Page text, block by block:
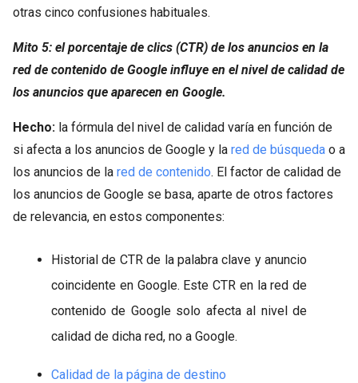
otras cinco confusiones habituales.
Mito 5: el porcentaje de clics (CTR) de los anuncios en la
red de contenido de Google influye en el nivel de calidad de
los anuncios que aparecen en Google.
Hecho: la fórmula del nivel de calidad varía en función de
si afecta a los anuncios de Google y la red de búsqueda o a
los anuncios de la red de contenido. El factor de calidad de
los anuncios de Google se basa, aparte de otros factores
de relevancia, en estos componentes:
Historial de CTR de la palabra clave y anuncio
coincidente en Google. Este CTR en la red de
contenido de Google solo afecta al nivel de
calidad de dicha red, no a Google.
Calidad de la página de destino